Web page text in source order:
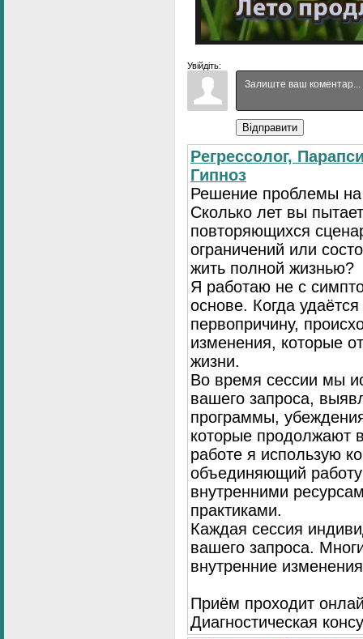
Увійдіть:
Відправити
Регрессолог,
Гипноз
Решение проблемы на
Сколько лет вы
повторяющихся
ограничений или
жить полной жизнью?
Я работаю не с
основе. Когда
первопричину,
изменения, которые
жизни.
Во время сессии мы
вашего запроса,
программы,
которые продолжают
работе я использую
объединяющий
внутренними
практиками.
Каждая сессия
вашего запроса.
внутренние
Приём проходит
Диагностическая